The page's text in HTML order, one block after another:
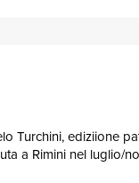
Turchini, ediziione
a Rimini nel luglio/